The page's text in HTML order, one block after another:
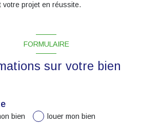
projet en réussite.
FORMULAIRE
sur votre bien
bien louer mon bien